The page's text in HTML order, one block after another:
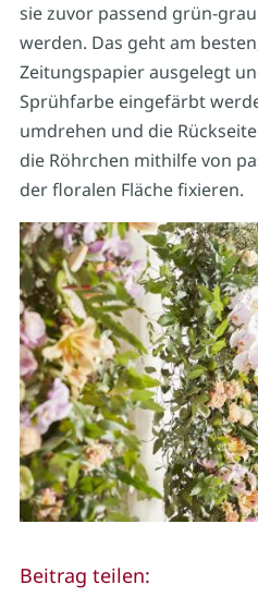
sie zuvor passend grün-
werden. Das geht am
Zeitungspapier ausgelegt
Sprühfarbe eingefärbt
umdrehen und die
die Röhrchen mithilfe von
der floralen Fläche fixieren.
Beitrag teilen: